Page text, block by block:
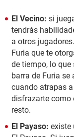
El Vecino: si
tendrás
a otros
Furia que te
de tiempo, lo
barra de Furia
cuando atrapas
disfrazarte como
resto.
El Payaso: existe